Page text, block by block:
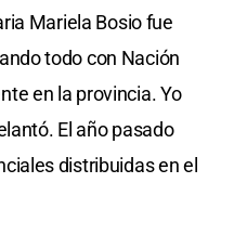
Mariela Bosio fue
todo con Nación
en la provincia. Yo
El año pasado
distribuidas en el